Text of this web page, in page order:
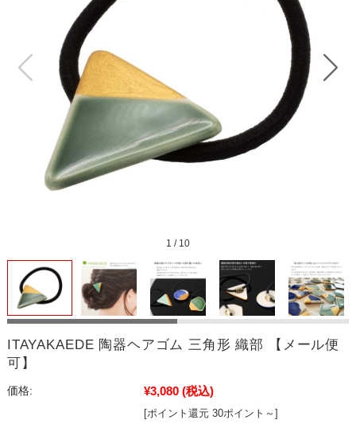
1 / 10
ITAYAKAEDE 陶器ヘアゴム 三角形 織部 【メール便
可】
価格: ¥3,080 (税込)
[ポイント還元 30ポイント～]